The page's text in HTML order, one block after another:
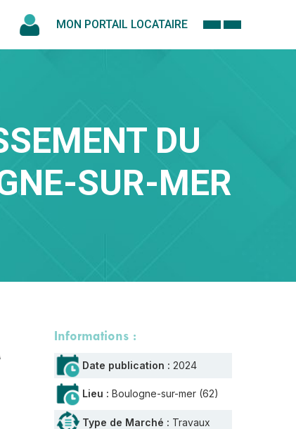
MON PORTAIL LOCATAIRE
DU
SUR-MER
Informations :
Date publication : 2024
Lieu : Boulogne-sur-mer (62)
Type de Marché : Travaux